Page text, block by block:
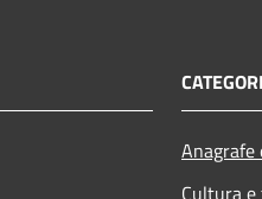
Cultura